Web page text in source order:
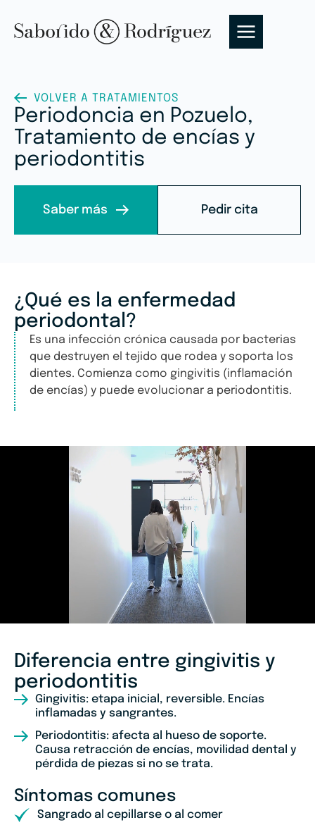
VOLVER A TRATAMIENTOS
Periodoncia en Pozuelo,
Tratamiento de encías y
periodontitis
Saber más Pedir cita
¿Qué es la enfermedad
periodontal?
Es una infección crónica causada por bacterias
que destruyen el tejido que rodea y soporta los
dientes. Comienza como gingivitis (inflamación
de encías) y puede evolucionar a periodontitis.
Diferencia entre gingivitis y
periodontitis
Gingivitis: etapa inicial, reversible. Encías
inflamadas y sangrantes.
Periodontitis: afecta al hueso de soporte.
Causa retracción de encías, movilidad dental y
pérdida de piezas si no se trata.
Síntomas comunes
Sangrado al cepillarse o al comer